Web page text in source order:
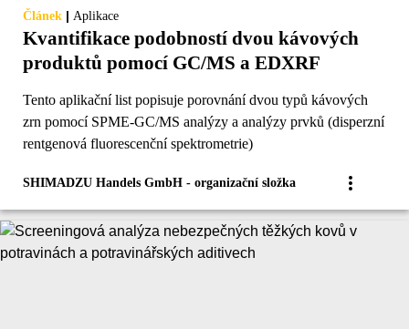
Článek | Aplikace
Kvantifikace podobností dvou kávových
produktů pomocí GC/MS a EDXRF
Tento aplikační list popisuje porovnání dvou typů kávových
zrn pomocí SPME-GC/MS analýzy a analýzy prvků (disperzní
rentgenová fluorescenční spektrometrie)
SHIMADZU Handels GmbH - organizační složka